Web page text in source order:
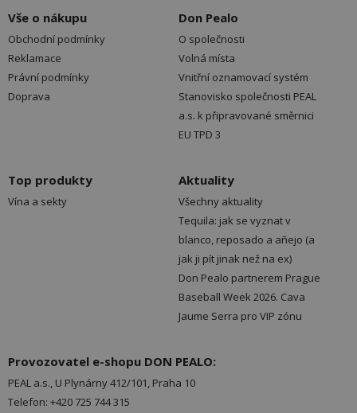
Vše o nákupu
Obchodní podmínky
Reklamace
Právní podmínky
Doprava
Don Pealo
O společnosti
Volná místa
Vnitřní oznamovací systém
Stanovisko společnosti PEAL
a.s. k připravované směrnici
EU TPD 3
Top produkty
Vína a sekty
Aktuality
Všechny aktuality
Tequila: jak se vyznat v
blanco, reposado a añejo (a
jak ji pít jinak než na ex)
Don Pealo partnerem Prague
Baseball Week 2026. Cava
Jaume Serra pro VIP zónu
Provozovatel e-shopu DON PEALO:
PEAL a.s., U Plynárny 412/101, Praha 10
Telefon: +420 725 744 315